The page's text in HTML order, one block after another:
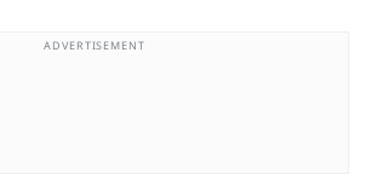
ADVERTISEMENT